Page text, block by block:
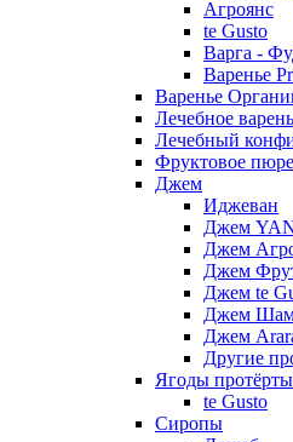
Агроянс
te Gusto
Варга -
Варенье
Варенье
Лечебное
Лечебный
Фруктовое пюре
Джем
Иджеван
Джем
Джем
Джем
Джем te
Джем
Джем
Другие
Ягоды
te Gusto
Сиропы